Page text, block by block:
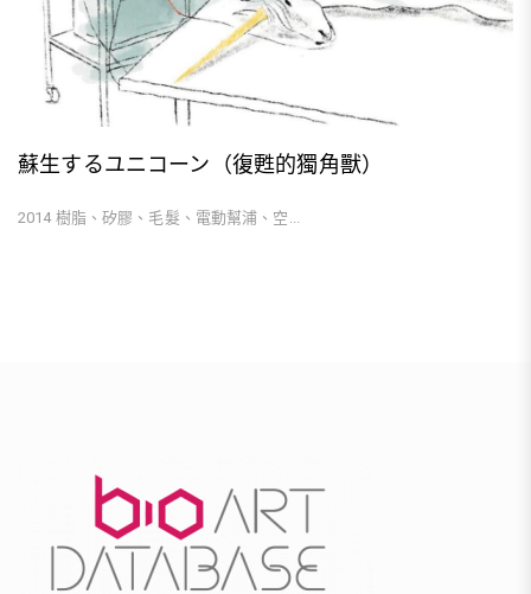
蘇生するユニコーン（復甦的獨角獸）
2014 樹脂、矽膠、毛髮、電動幫浦、空...